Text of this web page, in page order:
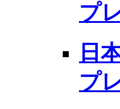
プ
日
プ